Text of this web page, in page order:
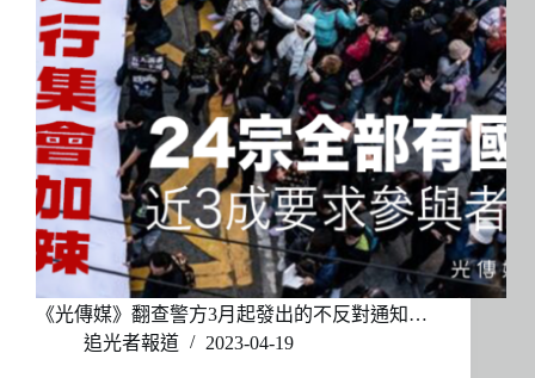
《光傳媒》翻查警方3月起發出的不反對通知…
追光者報道
2023-04-19